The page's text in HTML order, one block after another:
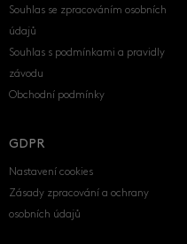
Souhlas se zpracováním osobních
údajů
Souhlas s podmínkami a pravidly
závodu
Obchodní podmínky
GDPR
Nastavení cookies
Zásady zpracování a ochrany
osobních údajů